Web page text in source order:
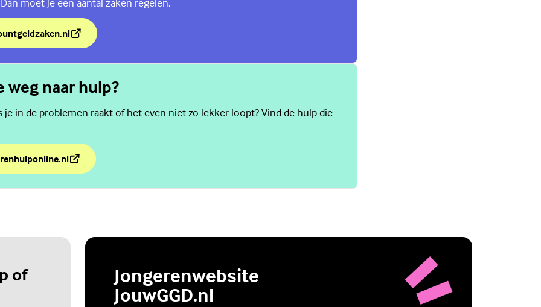
Bijna 18
weg naar hulp?
je in de problemen raakt of het even niet zo lekker loopt? Vind de hulp die
weg naar hulp?
of
Jongerenwebsite
JouwGGD.nl